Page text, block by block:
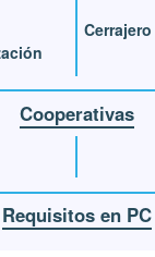
Cerrajero
Cooperativas
Requisitos en PC